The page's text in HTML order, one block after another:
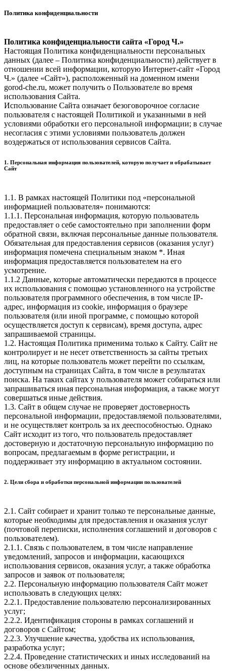
Политика конфиденциальности
Политика конфиденциальности сайта «Город Ч.»
Настоящая Политика конфиденциальности персональных
данных (далее – Политика конфиденциальности) действует в
отношении всей информации, которую Интернет-сайт «Город
Ч.» (далее «Сайт»), расположенный на доменном имени
gorod-che.ru, может получить о Пользователе во время
использования Cайта.
Использование Сайта означает безоговорочное согласие
пользователя с настоящей Политикой и указанными в ней
условиями обработки его персональной информации; в случае
несогласия с этими условиями пользователь должен
воздержаться от использования сервисов Сайта.
1. Персональная информация пользователей, которую получает и обрабатывает
Сайт
1.1. В рамках настоящей Политики под «персональной
информацией пользователя» понимаются:
1.1.1. Персональная информация, которую пользователь
предоставляет о себе самостоятельно при заполнении форм
обратной связи, включая персональные данные пользователя.
Обязательная для предоставления сервисов (оказания услуг)
информация помечена специальным знаком *. Иная
информация предоставляется пользователем на его
усмотрение.
1.1.2 Данные, которые автоматически передаются в процессе
их использования с помощью установленного на устройстве
пользователя программного обеспечения, в том числе IP-
адрес, информация из cookie, информация о браузере
пользователя (или иной программе, с помощью которой
осуществляется доступ к cервисам), время доступа, адрес
запрашиваемой страницы.
1.2. Настоящая Политика применима только к Сайту. Сайт не
контролирует и не несет ответственность за сайты третьих
лиц, на которые пользователь может перейти по ссылкам,
доступным на страницах Сайта, в том числе в результатах
поиска. На таких сайтах у пользователя может собираться или
запрашиваться иная персональная информация, а также могут
совершаться иные действия.
1.3. Сайт в общем случае не проверяет достоверность
персональной информации, предоставляемой пользователями,
и не осуществляет контроль за их дееспособностью. Однако
Сайт исходит из того, что пользователь предоставляет
достоверную и достаточную персональную информацию по
вопросам, предлагаемым в форме регистрации, и
поддерживает эту информацию в актуальном состоянии.
2. Цели сбора и обработки персональной информации пользователей
2.1. Сайт собирает и хранит только те персональные данные,
которые необходимы для предоставления и оказания услуг
(почтовой переписки, исполнения соглашений и договоров с
пользователем).
2.1.1. Связь с пользователем, в том числе направление
уведомлений, запросов и информации, касающихся
использования сервисов, оказания услуг, а также обработка
запросов и заявок от пользователя;
2.2. Персональную информацию пользователя Сайт может
использовать в следующих целях:
2.2.1. Предоставление пользователю персонализированных
услуг;
2.2.2. Идентификация стороны в рамках соглашений и
договоров с Сайтом;
2.2.3. Улучшение качества, удобства их использования,
разработка услуг;
2.2.4. Проведение статистических и иных исследований на
основе обезличенных данных.